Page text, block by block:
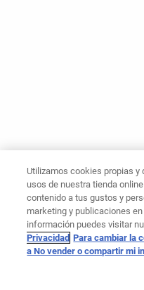
Utilizamos cookies propias y
usos de nuestra tienda
contenido a tus gustos y
marketing y publicaciones
información puedes visitar
Privacidad Para cambiar la
a No vender o compartir mi